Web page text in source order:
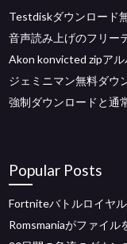
Testdiskダウンロード
音声読み上げのフリー
Akon konvicted zipア
ジェミニマン無料ダウ
強制ダウンロードと通
Popular Posts
Fortniteバトルロイヤ
Romsmaniaがファイ